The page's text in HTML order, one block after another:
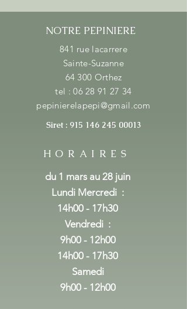
NOTRE PEPINIERE
841 rue lacarrere
Sainte-Suzanne
64 300 Orthez
tel :06 28 91 27 34
pepinierelapepi@gmail.com
Siret : 915 146 245 00013
du 1 mars au 28 juin
Lundi Mercredi :
14h00 - 17h30
Vendredi :
9h00 - 12h00
14h00 - 17h30
Samedi
9h00 - 12h00
HORAIRES